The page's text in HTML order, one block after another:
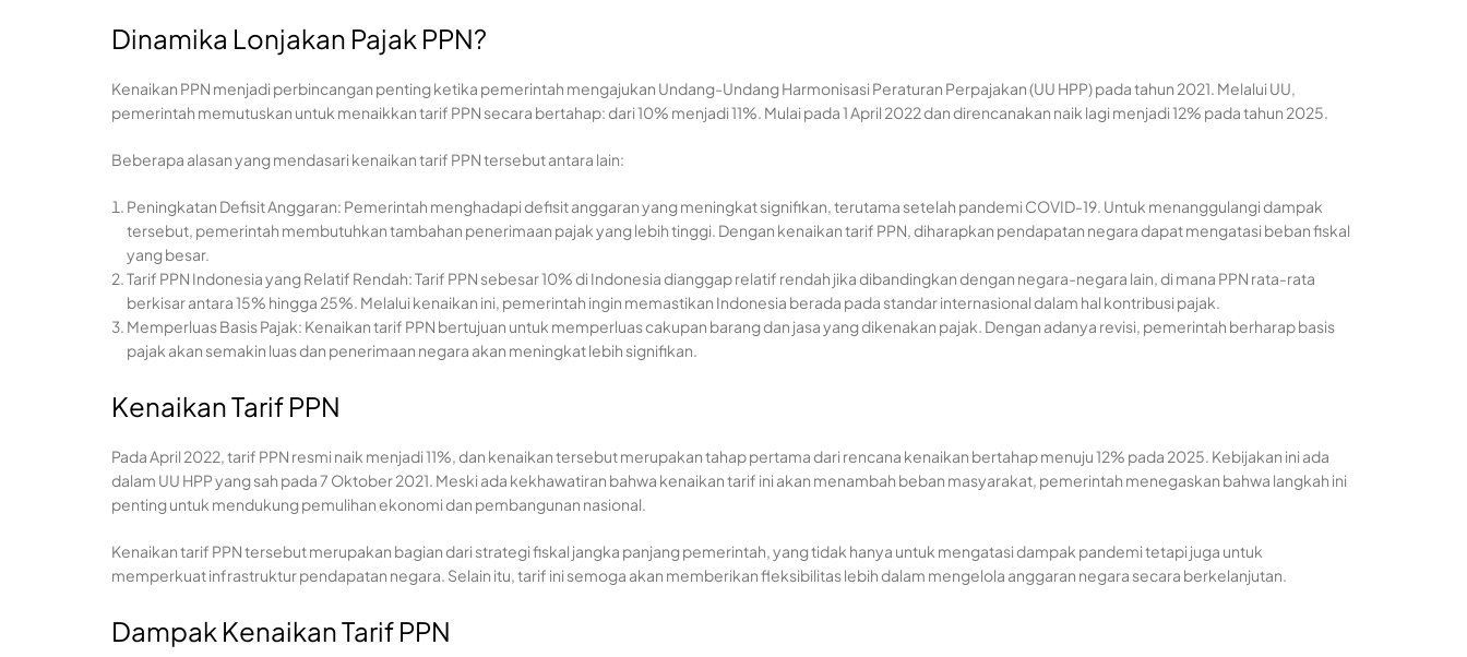
Dinamika Lonjakan Pajak PPN?
Kenaikan PPN menjadi perbincangan penting ketika pemerintah mengajukan Undang-Undang Harmonisasi Peraturan Perpajakan (UU HPP) pada tahun 2021. Melalui UU,
pemerintah memutuskan untuk menaikkan tarif PPN secara bertahap: dari 10% menjadi 11%. Mulai pada 1 April 2022 dan direncanakan naik lagi menjadi 12% pada tahun 2025.
Beberapa alasan yang mendasari kenaikan tarif PPN tersebut antara lain:
Peningkatan Defisit Anggaran: Pemerintah menghadapi defisit anggaran yang meningkat signifikan, terutama setelah pandemi COVID-19. Untuk menanggulangi dampak
tersebut, pemerintah membutuhkan tambahan penerimaan pajak yang lebih tinggi. Dengan kenaikan tarif PPN, diharapkan pendapatan negara dapat mengatasi beban fiskal
yang besar.
Tarif PPN Indonesia yang Relatif Rendah: Tarif PPN sebesar 10% di Indonesia dianggap relatif rendah jika dibandingkan dengan negara-negara lain, di mana PPN rata-rata
berkisar antara 15% hingga 25%. Melalui kenaikan ini, pemerintah ingin memastikan Indonesia berada pada standar internasional dalam hal kontribusi pajak.
Memperluas Basis Pajak: Kenaikan tarif PPN bertujuan untuk memperluas cakupan barang dan jasa yang dikenakan pajak. Dengan adanya revisi, pemerintah berharap basis
pajak akan semakin luas dan penerimaan negara akan meningkat lebih signifikan.
Kenaikan Tarif PPN
Pada April 2022, tarif PPN resmi naik menjadi 11%, dan kenaikan tersebut merupakan tahap pertama dari rencana kenaikan bertahap menuju 12% pada 2025. Kebijakan ini ada
dalam UU HPP yang sah pada 7 Oktober 2021. Meski ada kekhawatiran bahwa kenaikan tarif ini akan menambah beban masyarakat, pemerintah menegaskan bahwa langkah ini
penting untuk mendukung pemulihan ekonomi dan pembangunan nasional.
Kenaikan tarif PPN tersebut merupakan bagian dari strategi fiskal jangka panjang pemerintah, yang tidak hanya untuk mengatasi dampak pandemi tetapi juga untuk
memperkuat infrastruktur pendapatan negara. Selain itu, tarif ini semoga akan memberikan fleksibilitas lebih dalam mengelola anggaran negara secara berkelanjutan.
Dampak Kenaikan Tarif PPN